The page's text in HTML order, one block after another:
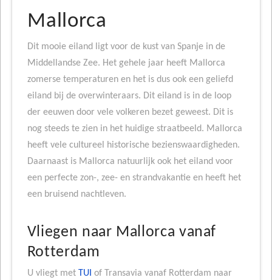
Mallorca
Dit mooie eiland ligt voor de kust van Spanje in de
Middellandse Zee. Het gehele jaar heeft Mallorca
zomerse temperaturen en het is dus ook een geliefd
eiland bij de overwinteraars. Dit eiland is in de loop
der eeuwen door vele volkeren bezet geweest. Dit is
nog steeds te zien in het huidige straatbeeld. Mallorca
heeft vele cultureel historische bezienswaardigheden.
Daarnaast is Mallorca natuurlijk ook het eiland voor
een perfecte zon-, zee- en strandvakantie en heeft het
een bruisend nachtleven.
Vliegen naar Mallorca vanaf
Rotterdam
U vliegt met TUI of Transavia vanaf Rotterdam naar